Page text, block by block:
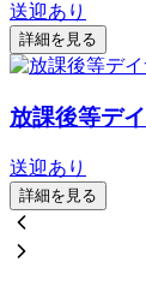
送迎あり
詳細を見る
放課後等デ
送迎あり
詳細を見る